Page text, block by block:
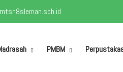
PMBM